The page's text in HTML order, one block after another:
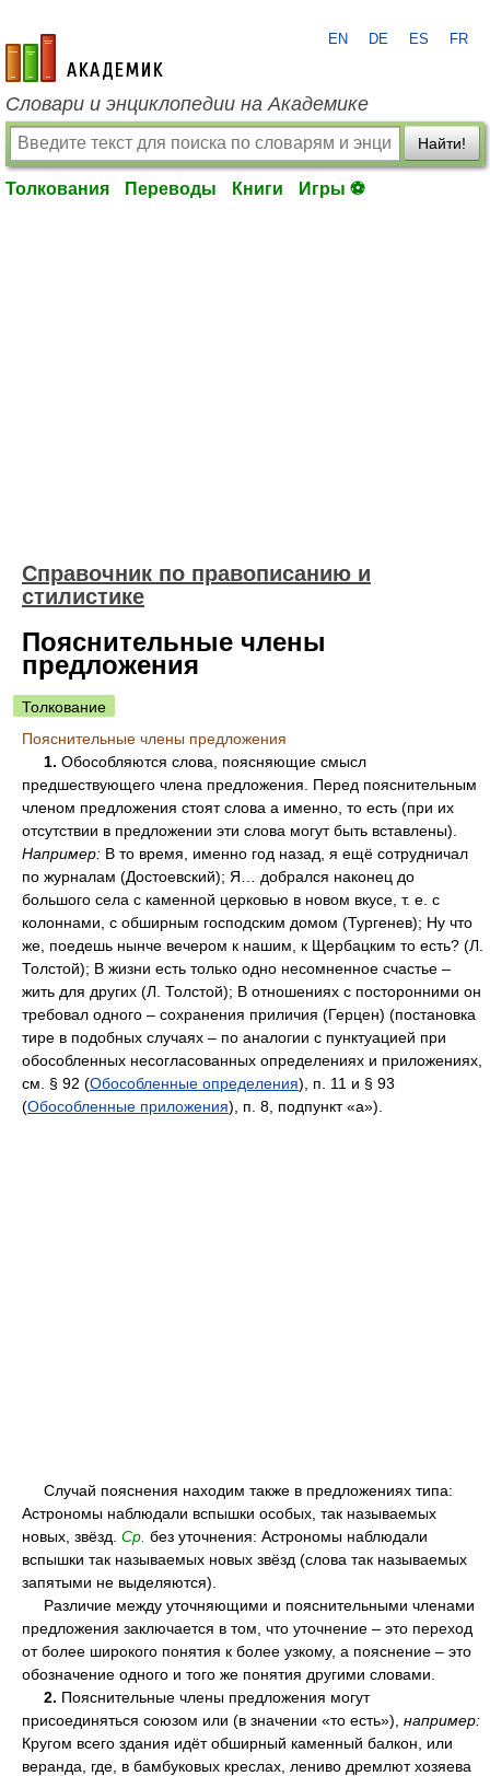
academic.ru
EN DE ES FR
Словари и энциклопедии на Академике
Найти!
Толкования Переводы Книги Игры ⚽
Справочник по правописанию и
стилистике
Пояснительные члены
предложения
Толкование
Пояснительные члены предложения
1. Обособляются слова, поясняющие смысл
предшествующего члена предложения. Перед пояснительным
членом предложения стоят слова а именно, то есть (при их
отсутствии в предложении эти слова могут быть вставлены).
Например: В то время, именно год назад, я ещё сотрудничал
по журналам (Достоевский); Я… добрался наконец до
большого села с каменной церковью в новом вкусе, т. е. с
колоннами, с обширным господским домом (Тургенев); Ну что
же, поедешь нынче вечером к нашим, к Щербацким то есть? (Л.
Толстой); В жизни есть только одно несомненное счастье –
жить для других (Л. Толстой); В отношениях с посторонними он
требовал одного – сохранения приличия (Герцен) (постановка
тире в подобных случаях – по аналогии с пунктуацией при
обособленных несогласованных определениях и приложениях,
см. § 92 (Обособленные определения), п. 11 и § 93
(Обособленные приложения), п. 8, подпункт «а»).
Случай пояснения находим также в предложениях типа:
Астрономы наблюдали вспышки особых, так называемых
новых, звёзд. Ср. без уточнения: Астрономы наблюдали
вспышки так называемых новых звёзд (слова так называемых
запятыми не выделяются).
Различие между уточняющими и пояснительными членами
предложения заключается в том, что уточнение – это переход
от более широкого понятия к более узкому, а пояснение – это
обозначение одного и того же понятия другими словами.
2. Пояснительные члены предложения могут
присоединяться союзом или (в значении «то есть»), например:
Кругом всего здания идёт обширный каменный балкон, или
веранда, где, в бамбуковых креслах, лениво дремлют хозяева